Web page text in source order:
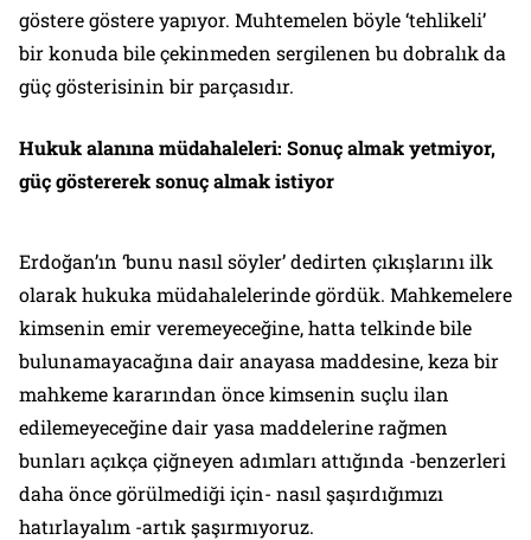
göstere göstere yapıyor. Muhtemelen böyle ‘tehlikeli’
bir konuda bile çekinmeden sergilenen bu dobralık da
güç gösterisinin bir parçasıdır.
Hukuk alanına müdahaleleri: Sonuç almak yetmiyor,
güç göstererek sonuç almak istiyor
Erdoğan’ın ‘bunu nasıl söyler’ dedirten çıkışlarını ilk
olarak hukuka müdahalelerinde gördük. Mahkemelere
kimsenin emir veremeyeceğine, hatta telkinde bile
bulunamayacağına dair anayasa maddesine, keza bir
mahkeme kararından önce kimsenin suçlu ilan
edilemeyeceğine dair yasa maddelerine rağmen
bunları açıkça çiğneyen adımları attığında -benzerleri
daha önce görülmediği için- nasıl şaşırdığımızı
hatırlayalım -artık şaşırmıyoruz.